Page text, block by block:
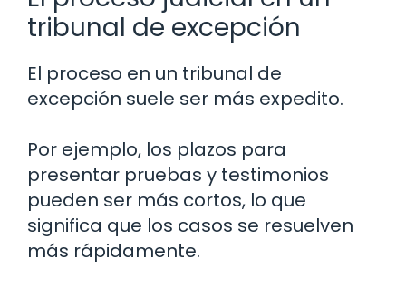
tribunal de excepción
El proceso en un tribunal de
excepción suele ser más expedito.
Por ejemplo, los plazos para
presentar pruebas y testimonios
pueden ser más cortos, lo que
significa que los casos se resuelven
más rápidamente.